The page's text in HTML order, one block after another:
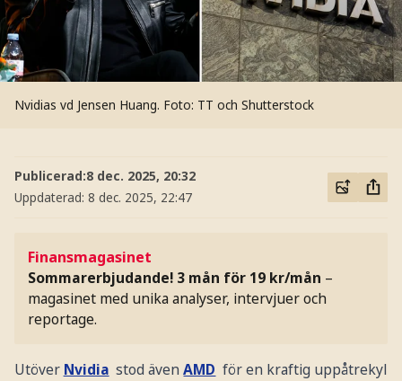
Nvidias vd Jensen Huang. Foto: TT och Shutterstock
Publicerad:8 dec. 2025, 20:32
Uppdaterad: 8 dec. 2025, 22:47
Finansmagasinet
Sommarerbjudande! 3 mån för 19 kr/mån –
magasinet med unika analyser, intervjuer och
reportage.
Utöver Nvidia stod ävenAMD för en kraftig uppåtrekyl